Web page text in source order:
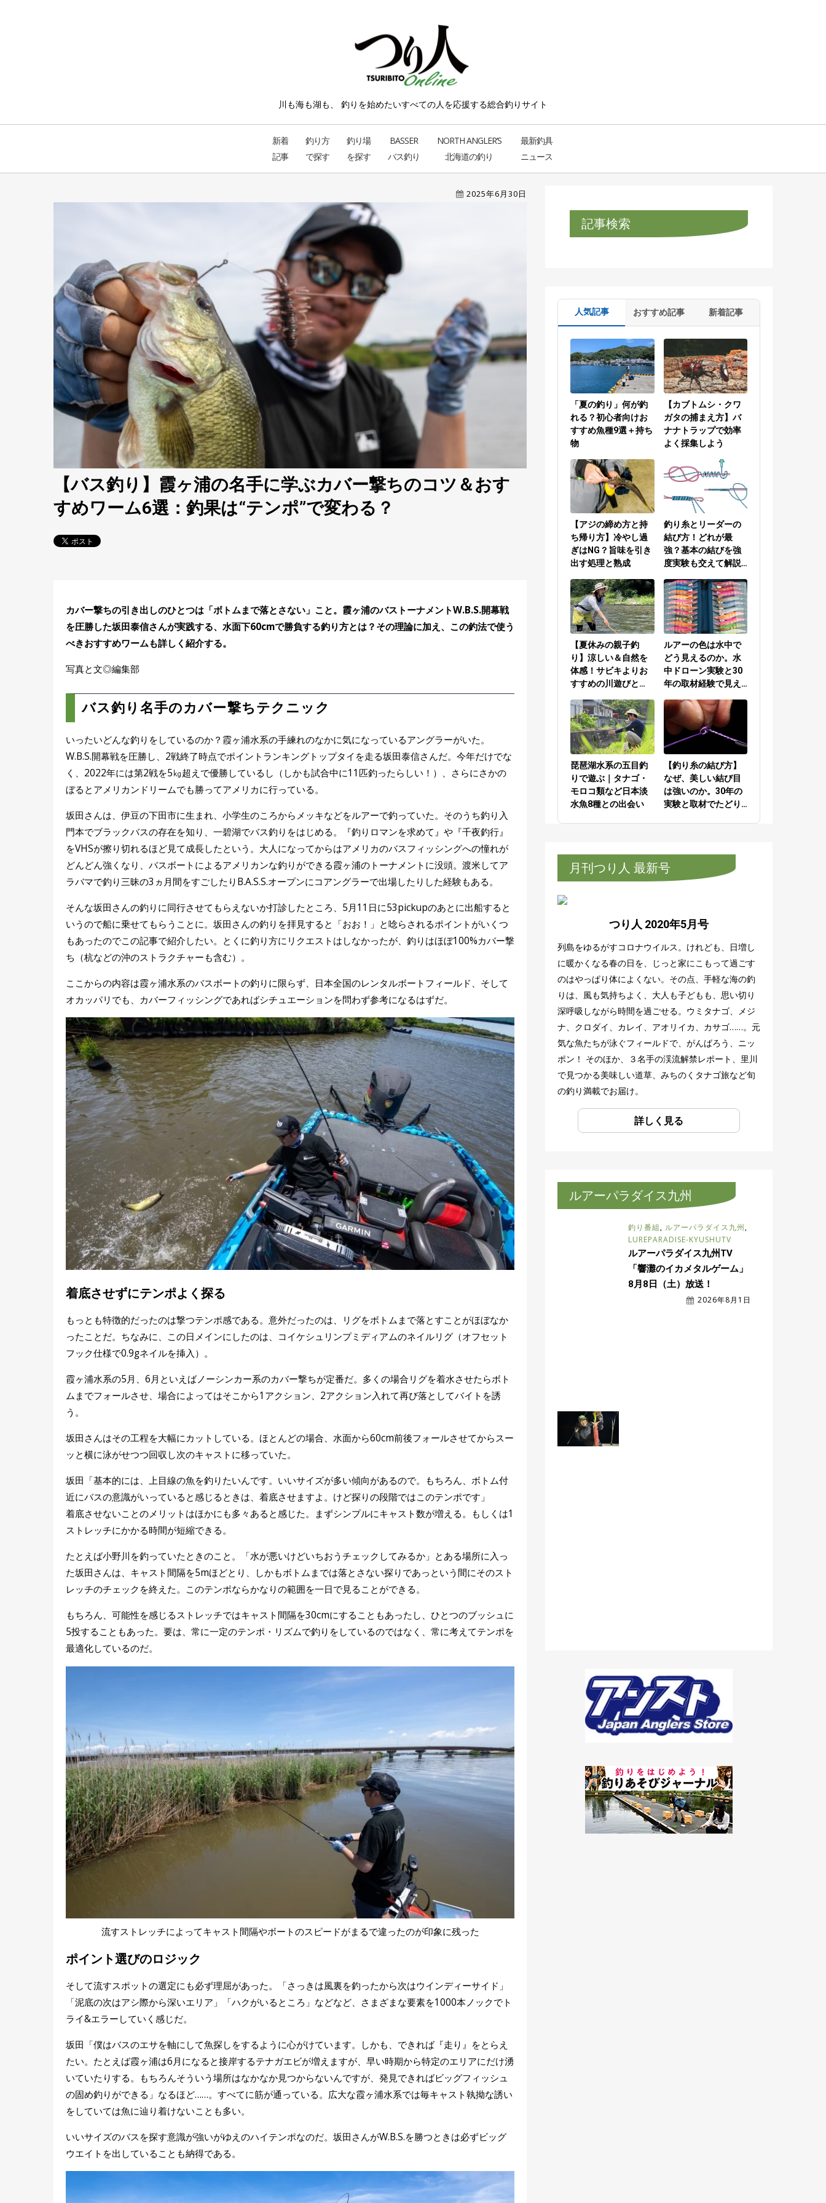
川も海も湖も、 釣りを始めたいすべての人を応援する総合釣りサイト
新着
記事
釣り方
で探す
釣り場
を探す
BASSER
バス釣り
NORTH ANGLER’S
北海道の釣り
最新釣具
ニュース
2025年6月30日
【バス釣り】霞ヶ浦の名手に学ぶカバー撃ちのコツ＆おす
すめワーム6選：釣果は“テンポ”で変わる？
カバー撃ちの引き出しのひとつは「ボトムまで落とさない」こと。霞ヶ浦のバストーナメントW.B.S.開幕戦
を圧勝した坂田泰信さんが実践する、水面下60cmで勝負する釣り方とは？その理論に加え、この釣法で使う
べきおすすめワームも詳しく紹介する。
写真と文◎編集部
バス釣り名手のカバー撃ちテクニック
いったいどんな釣りをしているのか？霞ヶ浦水系の手練れのなかに気になっているアングラーがいた。
W.B.S.開幕戦を圧勝し、2戦終了時点でポイントランキングトップタイを走る坂田泰信さんだ。今年だけでな
く、2022年には第2戦を5㎏超えで優勝しているし（しかも試合中に11匹釣ったらしい！）、さらにさかの
ぼるとアメリカンドリームでも勝ってアメリカに行っている。
坂田さんは、伊豆の下田市に生まれ、小学生のころからメッキなどをルアーで釣っていた。そのうち釣り入
門本でブラックバスの存在を知り、一碧湖でバス釣りをはじめる。『釣りロマンを求めて』や『千夜釣行』
をVHSが擦り切れるほど見て成長したという。大人になってからはアメリカのバスフィッシングへの憧れが
どんどん強くなり、バスボートによるアメリカンな釣りができる霞ヶ浦のトーナメントに没頭。渡米してア
ラバマで釣り三昧の3ヵ月間をすごしたりB.A.S.S.オープンにコアングラーで出場したりした経験もある。
そんな坂田さんの釣りに同行させてもらえないか打診したところ、5月11日に53pickupのあとに出船すると
いうので船に乗せてもらうことに。坂田さんの釣りを拝見すると「おお！」と唸らされるポイントがいくつ
もあったのでこの記事で紹介したい。とくに釣り方にリクエストはしなかったが、釣りはほぼ100%カバー撃
ち（杭などの沖のストラクチャーも含む）。
ここからの内容は霞ヶ浦水系のバスボートの釣りに限らず、日本全国のレンタルボートフィールド、そして
オカッパリでも、カバーフィッシングであればシチュエーションを問わず参考になるはずだ。
着底させずにテンポよく探る
もっとも特徴的だったのは撃つテンポ感である。意外だったのは、リグをボトムまで落とすことがほぼなか
ったことだ。ちなみに、この日メインにしたのは、コイケシュリンプミディアムのネイルリグ（オフセット
フック仕様で0.9gネイルを挿入）。
霞ヶ浦水系の5月、6月といえばノーシンカー系のカバー撃ちが定番だ。多くの場合リグを着水させたらボト
ムまでフォールさせ、場合によってはそこから1アクション、2アクション入れて再び落としてバイトを誘
う。
坂田さんはその工程を大幅にカットしている。ほとんどの場合、水面から60cm前後フォールさせてからスー
ッと横に泳がせつつ回収し次のキャストに移っていた。
坂田「基本的には、上目線の魚を釣りたいんです。いいサイズが多い傾向があるので。もちろん、ボトム付
近にバスの意識がいっていると感じるときは、着底させますよ。けど探りの段階ではこのテンポです」
着底させないことのメリットはほかにも多々あると感じた。まずシンプルにキャスト数が増える。もしくは1
ストレッチにかかる時間が短縮できる。
たとえば小野川を釣っていたときのこと。「水が悪いけどいちおうチェックしてみるか」とある場所に入っ
た坂田さんは、キャスト間隔を5mほどとり、しかもボトムまでは落とさない探りであっという間にそのスト
レッチのチェックを終えた。このテンポならかなりの範囲を一日で見ることができる。
もちろん、可能性を感じるストレッチではキャスト間隔を30cmにすることもあったし、ひとつのブッシュに
5投することもあった。要は、常に一定のテンポ・リズムで釣りをしているのではなく、常に考えてテンポを
最適化しているのだ。
流すストレッチによってキャスト間隔やボートのスピードがまるで違ったのが印象に残った
ポイント選びのロジック
そして流すスポットの選定にも必ず理屈があった。「さっきは風裏を釣ったから次はウインディーサイド」
「泥底の次はアシ際から深いエリア」「ハクがいるところ」などなど、さまざまな要素を1000本ノックでト
ライ&エラーしていく感じだ。
坂田「僕はバスのエサを軸にして魚探しをするように心がけています。しかも、できれば『走り』をとらえ
たい。たとえば霞ヶ浦は6月になると接岸するテナガエビが増えますが、早い時期から特定のエリアにだけ湧
いていたりする。もちろんそういう場所はなかなか見つからないんですが、発見できればビッグフィッシュ
の固め釣りができる」なるほど……。すべてに筋が通っている。広大な霞ヶ浦水系では毎キャスト執拗な誘い
をしていては魚に辿り着けないことも多い。
いいサイズのバスを探す意識が強いがゆえのハイテンポなのだ。坂田さんがW.B.S.を勝つときは必ずビッグ
ウエイトを出していることも納得である。
記事検索
人気記事 おすすめ記事 新着記事
「夏の釣り」何が釣
れる？初心者向けお
すすめ魚種9選＋持ち
物
【カブトムシ・クワ
ガタの捕まえ方】バ
ナナトラップで効率
よく採集しよう
【アジの締め方と持
ち帰り方】冷やし過
ぎはNG？旨味を引き
出す処理と熟成
釣り糸とリーダーの
結び方！どれが最
強？基本の結びを強
度実験も交えて解説
ーの結び方編
【夏休みの親子釣
り】涼しい＆自然を
体感！サビキよりお
すすめの川遊びと
ルアーの色は水中で
どう見えるのか。水
中ドローン実験と30
年の取材経験で見え
琵琶湖水系の五目釣
りで遊ぶ｜タナゴ・
モロコ類など日本淡
水魚8種との出会い
【釣り糸の結び方】
なぜ、美しい結び目
は強いのか。30年の
実験と取材でたどり
月刊つり人 最新号
つり人 2020年5月号
列島をゆるがすコロナウイルス。けれども、日増し
に暖かくなる春の日を、じっと家にこもって過ごす
のはやっぱり体によくない。その点、手軽な海の釣
りは、風も気持ちよく、大人も子どもも、思い切り
深呼吸しながら時間を過ごせる。ウミタナゴ、メジ
ナ、クロダイ、カレイ、アオリイカ、カサゴ……。元
気な魚たちが泳ぐフィールドで、がんばろう、ニッ
ポン！ そのほか、３名手の渓流解禁レポート、里川
で見つかる美味しい道草、みちのくタナゴ旅など旬
の釣り満載でお届け。
詳しく見る
ルアーパラダイス九州
釣り番組, ルアーパラダイス九州,
LUREPARADISE-KYUSHUTV
ルアーパラダイス九州TV
「響灘のイカメタルゲーム」
8月8日（土）放送！
2026年8月1日